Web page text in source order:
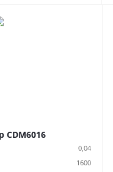
CDM6016
0,04
1600